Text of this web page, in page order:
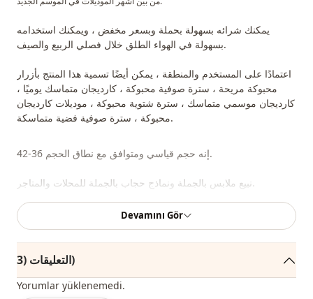
يمكنك شرائه بسهولة بحملة وبسعر مخفض ، ويمكنك استخدامه
بسهولة في الهواء الطلق خلال فصلي الربيع والصيف.
اعتمادًا على المستخدم والمنطقة ، يمكن أيضًا تسمية هذا المنتج بأزرار
محبوكة مريحة ، سترة صوفية محبوكة ، كارديجان متماسك يوميًا ،
كارديجان موسمي متماسك ، سترة شتوية محبوكة ، موديلات كارديجان
محبوكة ، سترة صوفية فضية متماسكة.
إنه حجم قياسي ومتوافق مع نطاق الحجم 36-42.
نبيع ملابس بالجملة ونماذج حجاب بالجملة للمحلات والمتاجر.
لشراء الملابس بالجملة والاطلاع على أسعار الجملة الخاصة ، يكفي أن تصبح عضوًا
ملاحظة: يتكون محتوى المنتج من سترة صوفية. (تُستخدم السترات
والسراويل والأحذية والشالات والحقائب والمجوهرات لأغراض
الديكور.)
Devamını Gör
التعليقات (3)
Yorumlar yüklenemedi.